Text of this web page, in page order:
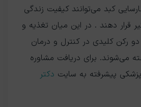
کبد می‌توانند کیفیت زندگی
قرار دهند . در این میان تغذیه و
رکن کلیدی در کنترل و درمان
می‌شوند. برای دریافت مشاوره
پیشرفته به سایت دکتر